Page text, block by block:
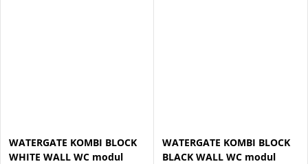
WATERGATE KOMBI BLOCK
WHITE WALL WC modul
WATERGATE KOMBI BLOCK
BLACK WALL WC modul